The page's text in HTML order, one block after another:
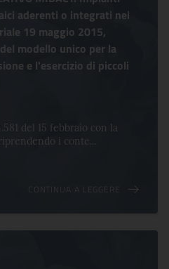
aderenti o integrati nei
19 maggio 2015,
modello unico per la
e l'esercizio di piccoli
del 15 febbraio con la
i conte...
CONTINUA A LEGGERE